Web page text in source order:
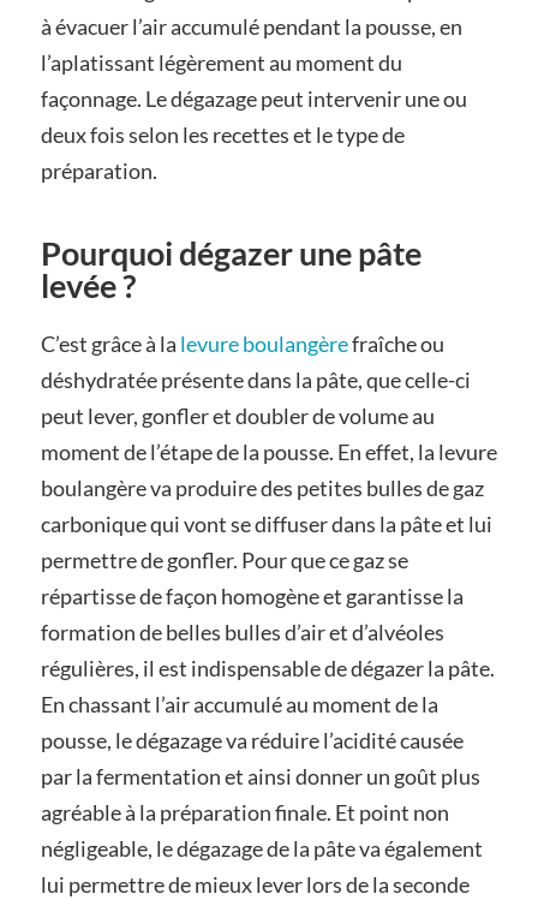
à évacuer l’air accumulé pendant la pousse, en
l’aplatissant légèrement au moment du
façonnage. Le dégazage peut intervenir une ou
deux fois selon les recettes et le type de
préparation.
Pourquoi dégazer une pâte
levée ?
C’est grâce à la levure boulangèrefraîche ou
déshydratée présente dans la pâte, que celle-ci
peut lever, gonfler et doubler de volume au
moment de l’étape de la pousse. En effet, la levure
boulangère va produire des petites bulles de gaz
carbonique qui vont se diffuser dans la pâte et lui
permettre de gonfler. Pour que ce gaz se
répartisse de façon homogène et garantisse la
formation de belles bulles d’air et d’alvéoles
régulières, il est indispensable de dégazer la pâte.
En chassant l’air accumulé au moment de la
pousse, le dégazage va réduire l’acidité causée
par la fermentation et ainsi donner un goût plus
agréable à la préparation finale. Et point non
négligeable, le dégazage de la pâte va également
lui permettre de mieux lever lors de la seconde